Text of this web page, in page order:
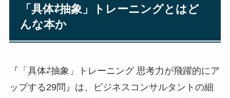
「具体⇄抽象」トレーニングとはど
んな本か
『「具体⇄抽象」トレーニング 思考力が飛躍的にア
ップする29問』は、ビジネスコンサルタントの細